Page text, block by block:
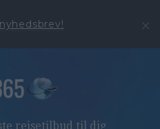
rejsetilbud til dig